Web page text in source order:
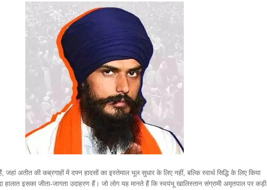
अतीत की कब्रगाहों में दफ्न हादसों का इस्तेमाल भूल सुधार के लिए नहीं, बल्कि स्वार्थ सिद्धि के लिए किया
हालात इसका जीता-जागता उदाहरण हैं। जो लोग यह मानते हैं कि स्वयंभू खालिस्तान संग्रामी अमृतपाल पर कड़ी